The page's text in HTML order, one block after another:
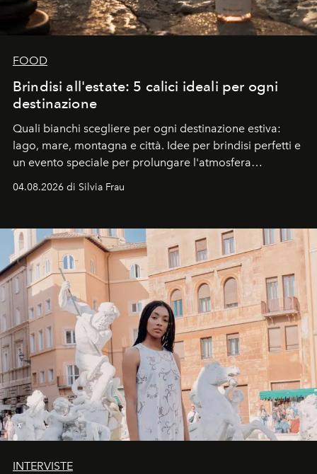
FOOD
Brindisi all'estate: 5 calici ideali per ogni
destinazione
Quali bianchi scegliere per ogni destinazione estiva:
lago, mare, montagna e città. Idee per brindisi perfetti e
un evento speciale per prolungare l'atmosfera
04.08.2026 di Silvia Frau
INTERVISTE